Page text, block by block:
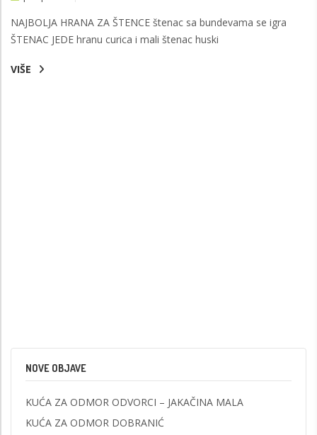
NAJBOLJA HRANA ZA ŠTENCE štenac sa bundevama se igra
ŠTENAC JEDE hranu curica i mali štenac huski
VIŠE
NOVE OBJAVE
KUĆA ZA ODMOR ODVORCI – JAKAČINA MALA
KUĆA ZA ODMOR DOBRANIĆ